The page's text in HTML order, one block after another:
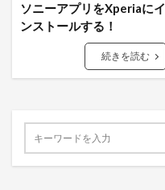
ソニーアプリをXperiaにイ
ンストールする！
続きを読む